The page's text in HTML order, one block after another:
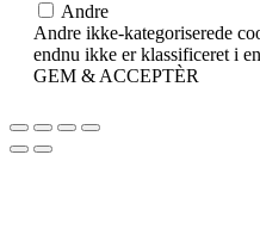
Andre
Andre ikke-kategoriserede
endnu ikke er klassificeret i
GEM & ACCEPTÈR